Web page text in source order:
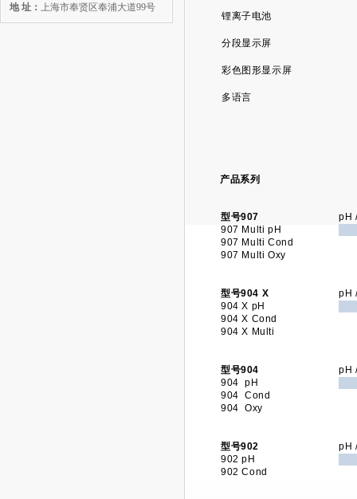
地 址： 上海市奉贤区奉浦大道99号
锂离子电池
分段显示屏
彩色图形显示屏
多语言
产品系列
型号907
pH
907 Multi pH
907 Multi Cond
907 Multi Oxy
型号904 X
pH
904 X pH
904 X Cond
904 X Multi
型号904
pH
904 pH
904 Cond
904 Oxy
型号902
pH
902 pH
902 Cond